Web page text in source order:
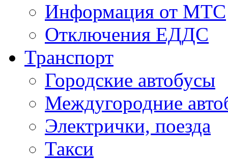
Информация от МТС
Отключения ЕДДС
Транспорт
Городские автобусы
Междугородние
Электрички, поезда
Такси